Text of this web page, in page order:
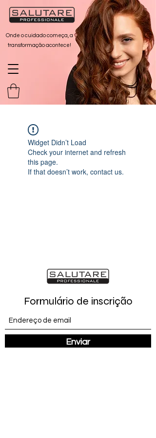
Onde o cuidado começa, a
transformação acontece!
Widget Didn’t Load
Check your internet and refresh
this page.
If that doesn’t work, contact us.
Formulário de inscrição
Enviar